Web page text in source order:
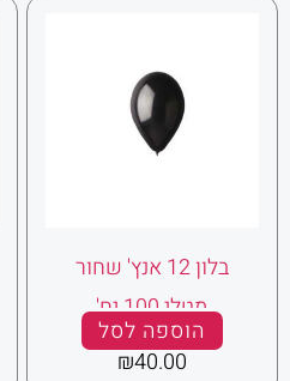
בלון 12 אנץ' שחור
מטלי 100 יח'
הוספה לסל
₪40.00